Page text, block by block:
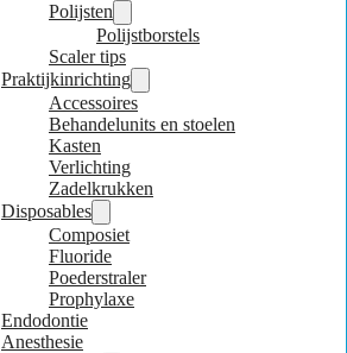
Polijsten
Polijstborstels
Scaler tips
Praktijkinrichting
Accessoires
Behandelunits en stoelen
Kasten
Verlichting
Zadelkrukken
Disposables
Composiet
Fluoride
Poederstraler
Prophylaxe
Endodontie
Anesthesie